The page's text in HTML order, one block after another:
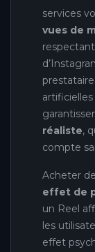
services
vues de
réaliste,
compte
Acheter
effet de
un Reel
les
effet